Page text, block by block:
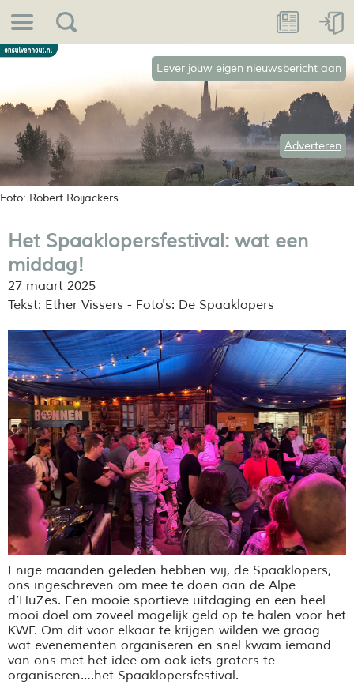
Foto: Robert Roijackers
Lever jouw eigen nieuwsbericht aan
Adverteren
Het Spaaklopersfestival: wat een
middag!
27 maart 2025
Tekst: Ether Vissers - Foto's: De Spaaklopers
Enige maanden geleden hebben wij, de Spaaklopers,
ons ingeschreven om mee te doen aan de Alpe
d’HuZes. Een mooie sportieve uitdaging en een heel
mooi doel om zoveel mogelijk geld op te halen voor het
KWF. Om dit voor elkaar te krijgen wilden we graag
wat evenementen organiseren en snel kwam iemand
van ons met het idee om ook iets groters te
organiseren….het Spaaklopersfestival.